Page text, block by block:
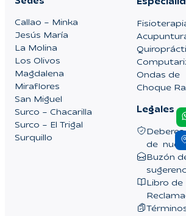
Callao – Minka
Jesús María
La Molina
Los Olivos
Magdalena
Miraflores
San Miguel
Surco – Chacarilla
Surco – El Trigal
Surquillo
Ondas de
Choque
Legales
de
Buzón
Libro de